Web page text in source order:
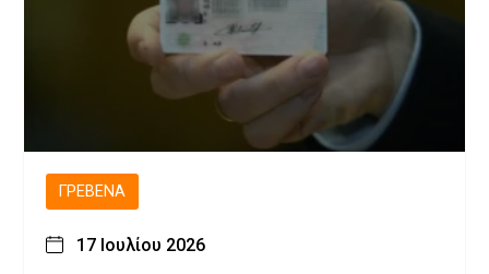
ΓΡΕΒΕΝΆ
17 Ιουλίου 2026